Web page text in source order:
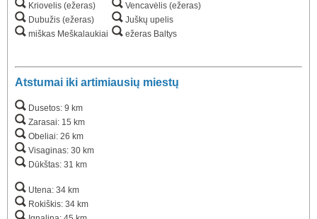
Kriovelis (ežeras)
Dubužis (ežeras)
miškas Meškalaukiai
Vencavėlis (ežeras)
Juškų upelis
ežeras Baltys
Atstumai iki artimiausių miestų
Dusetos: 9 km
Zarasai: 15 km
Obeliai: 26 km
Visaginas: 30 km
Dūkštas: 31 km
Utena: 34 km
Rokiškis: 34 km